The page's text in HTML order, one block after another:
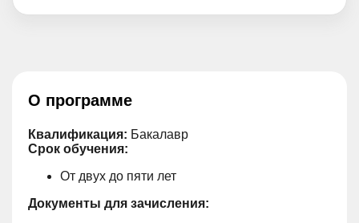
О программе
Квалификация: Бакалавр
Срок обучения:
От двух до пяти лет
Документы для зачисления: